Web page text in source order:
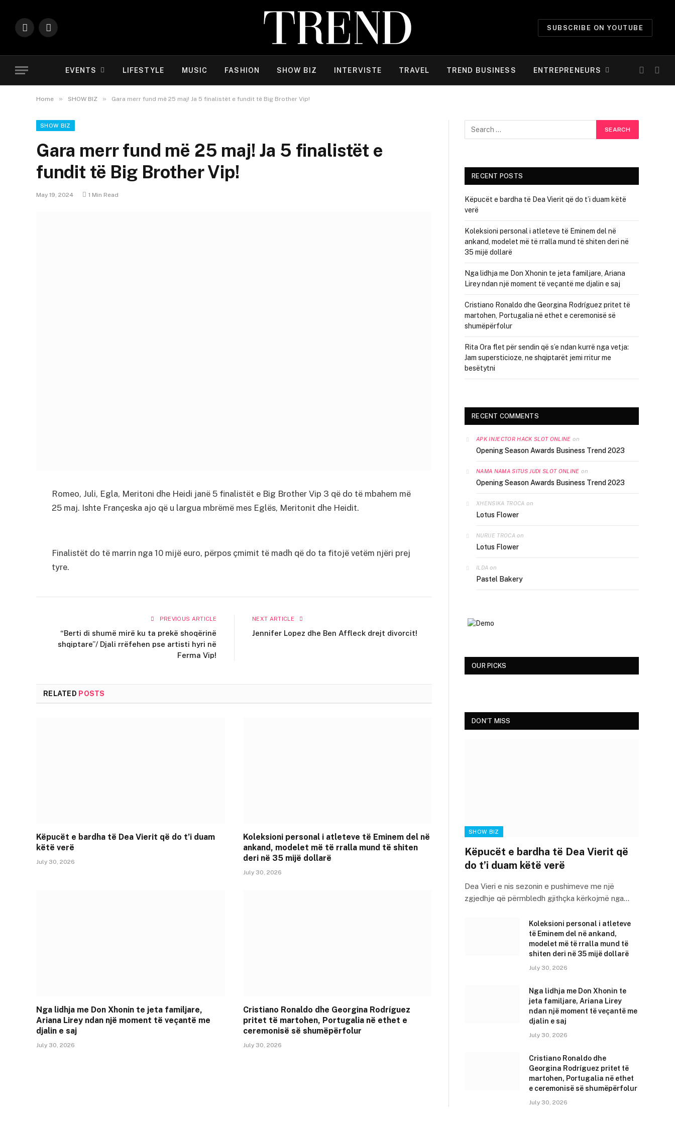
InstagramYouTube
SUBSCRIBE ON YOUTUBE
EVENTS LIFESTYLE MUSIC FASHION SHOW BIZ INTERVISTE TRAVEL TREND BUSINESS ENTREPRENEURS
Home » SHOW BIZ » Gara merr fund më 25 maj! Ja 5 finalistët e fundit të Big Brother Vip!
SHOW BIZ
Gara merr fund më 25 maj! Ja 5 finalistët e
fundit të Big Brother Vip!
May 19, 2024 1 Min Read
Romeo, Juli, Egla, Meritoni dhe Heidi janë 5 finalistët e Big Brother Vip 3 që do të mbahem më
25 maj. Ishte Françeska ajo që u largua mbrëmë mes Eglës, Meritonit dhe Heidit.
Finalistët do të marrin nga 10 mijë euro, përpos çmimit të madh që do ta fitojë vetëm njëri prej
tyre.
PREVIOUS ARTICLE
“Berti di shumë mirë ku ta prekë shoqërinë
shqiptare”/ Djali rrëfehen pse artisti hyri në
Ferma Vip!
NEXT ARTICLE
Jennifer Lopez dhe Ben Affleck drejt divorcit!
RELATED POSTS
Këpucët e bardha të Dea Vierit që do t’i duam
këtë verë
July 30, 2026
Koleksioni personal i atleteve të Eminem del në
ankand, modelet më të rralla mund të shiten
deri në 35 mijë dollarë
July 30, 2026
Nga lidhja me Don Xhonin te jeta familjare,
Ariana Lirey ndan një moment të veçantë me
djalin e saj
July 30, 2026
Cristiano Ronaldo dhe Georgina Rodríguez
pritet të martohen, Portugalia në ethet e
ceremonisë së shumëpërfolur
July 30, 2026
RECENT POSTS
Këpucët e bardha të Dea Vierit që do t’i duam këtë
verë
Koleksioni personal i atleteve të Eminem del në
ankand, modelet më të rralla mund të shiten deri në
35 mijë dollarë
Nga lidhja me Don Xhonin te jeta familjare, Ariana
Lirey ndan një moment të veçantë me djalin e saj
Cristiano Ronaldo dhe Georgina Rodríguez pritet të
martohen, Portugalia në ethet e ceremonisë së
shumëpërfolur
Rita Ora flet për sendin që s’e ndan kurrë nga vetja:
Jam supersticioze, ne shqiptarët jemi rritur me
besëtytni
RECENT COMMENTS
APK INJECTOR HACK SLOT ONLINE on
Opening Season Awards Business Trend 2023
NAMA NAMA SITUS JUDI SLOT ONLINE on
Opening Season Awards Business Trend 2023
XHENSIKA TROCA on
Lotus Flower
NURIJE TROCAon
Lotus Flower
ILDA on
Pastel Bakery
OUR PICKS
DON'T MISS
SHOW BIZ
Këpucët e bardha të Dea Vierit që
do t’i duam këtë verë
Dea Vieri e nis sezonin e pushimeve me një
zgjedhje që përmbledh gjithçka kërkojmë nga…
Koleksioni personal i atleteve
të Eminem del në ankand,
modelet më të rralla mund të
shiten deri në 35 mijë dollarë
July 30, 2026
Nga lidhja me Don Xhonin te
jeta familjare, Ariana Lirey
ndan një moment të veçantë me
djalin e saj
July 30, 2026
Cristiano Ronaldo dhe
Georgina Rodríguez pritet të
martohen, Portugalia në ethet
e ceremonisë së shumëpërfolur
July 30, 2026